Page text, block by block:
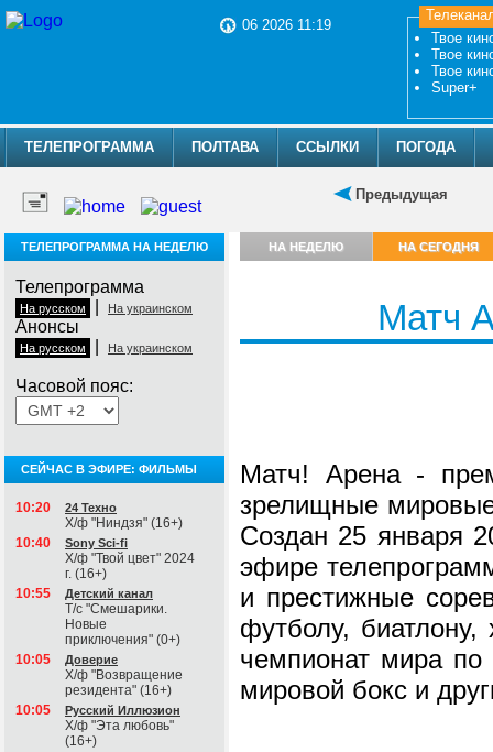
06 2026 11:19
Твое
Твое
Твое
Super+
ТЕЛЕПРОГРАММА ПОЛТАВА ССЫЛКИ ПОГОДА
Предыдущая
ТЕЛЕПРОГРАММА НА НЕДЕЛЮ
Телепрограмма
На русском На украинском
Анонсы
На русском На украинском
Часовой пояс:
СЕЙЧАС В ЭФИРЕ: ФИЛЬМЫ
10:20 24 Техно
Х/ф "Ниндзя" (16+)
10:40
Sony Sci-fi
Х/ф "Твой цвет" 2024
г. (16+)
10:55
Детский канал
Т/с "Смешарики.
Новые
приключения" (0+)
10:05
Доверие
Х/ф "Возвращение
резидента" (16+)
10:05
Русский Иллюзион
Х/ф "Эта любовь"
(16+)
НА НЕДЕЛЮ НА СЕГОДНЯ
Матч
Матч! Арена -
зрелищные
Создан 25 января
эфире
и престижные
футболу, биатлону,
чемпионат мира по
мировой бокс и